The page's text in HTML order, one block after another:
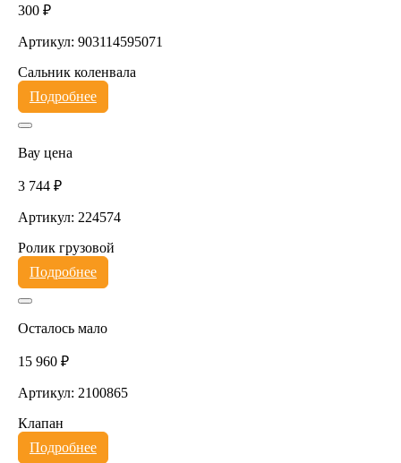
300 ₽
Артикул: 903114595071
Сальник коленвала
Подробнее
Вау цена
3 744 ₽
Артикул: 224574
Ролик грузовой
Подробнее
Осталось мало
15 960 ₽
Артикул: 2100865
Клапан
Подробнее